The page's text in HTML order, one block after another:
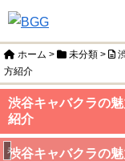
ホーム > 未分類 >
方紹介
渋谷キャバクラの
紹介
未分類
渋谷キャバクラの魅